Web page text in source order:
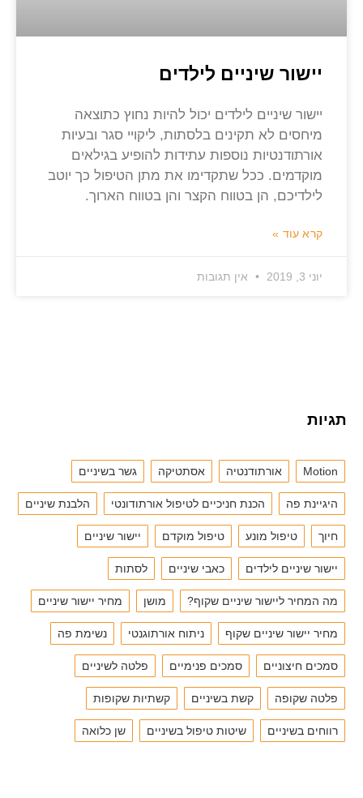
יישור שיניים לילדים
יישור שיניים לילדים יכול להיות נחוץ כתוצאה
מיחסים לא תקינים בלסתות, ליקויי סגר ובעיות
אורתודנטיות נוספות עתידות להופיע בגילאים
מוקדמים. ככל שתקדימו את מתן הטיפול כך יוטב
לילדיכם, הן בטווח הקצר והן בטווח הארוך.
קרא עוד »
יוני 3, 2019 אין תגובות
תגיות
Motion אורתודנטיה אסתטיקה גשר בשיניים
היגיינת פה הכנת חניכיים לטיפול אורתודונטי הלבנת שיניים
חיוך טיפול מונע טיפול מוקדם יישור שיניים
יישור שיניים לילדים כאבי שיניים לסתות
מה המחיר ליישור שיניים שקוף? מושן מחיר יישור שיניים
מחיר יישור שיניים שקוף ניתוח אורתוגנטי נשימת פה
סמכים חיצוניים סמכים פנימיים פלטה לשיניים
פלטה שקופה קשת בשיניים קשתיות שקופות
רווחים בשיניים שיטות טיפול בשיניים שן כלואה